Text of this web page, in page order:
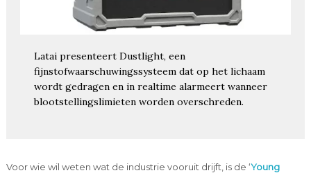
Latai presenteert Dustlight, een
fijnstofwaarschuwingssysteem dat op het lichaam
wordt gedragen en in realtime alarmeert wanneer
blootstellingslimieten worden overschreden.
Voor wie wil weten wat de industrie vooruit drijft, is de ‘Young